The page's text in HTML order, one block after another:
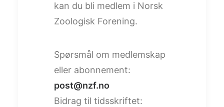
kan du bli medlem i Norsk
Zoologisk Forening.
Spørsmål om medlemskap
eller abonnement:
post@nzf.no
Bidrag til tidsskriftet: